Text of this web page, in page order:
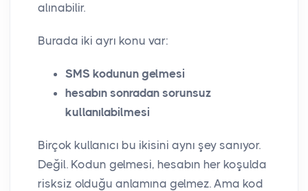
alınabilir.
Burada iki ayrı konu var:
SMS kodunun gelmesi
hesabın sonradan sorunsuz
kullanılabilmesi
Birçok kullanıcı bu ikisini aynı şey sanıyor.
Değil. Kodun gelmesi, hesabın her koşulda
risksiz olduğu anlamına gelmez. Ama kod